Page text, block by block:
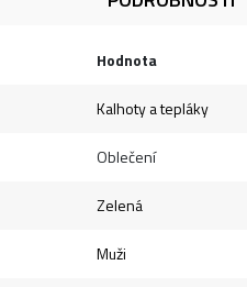
Hodnota
Kalhoty a tepláky
Oblečení
Zelená
Muži